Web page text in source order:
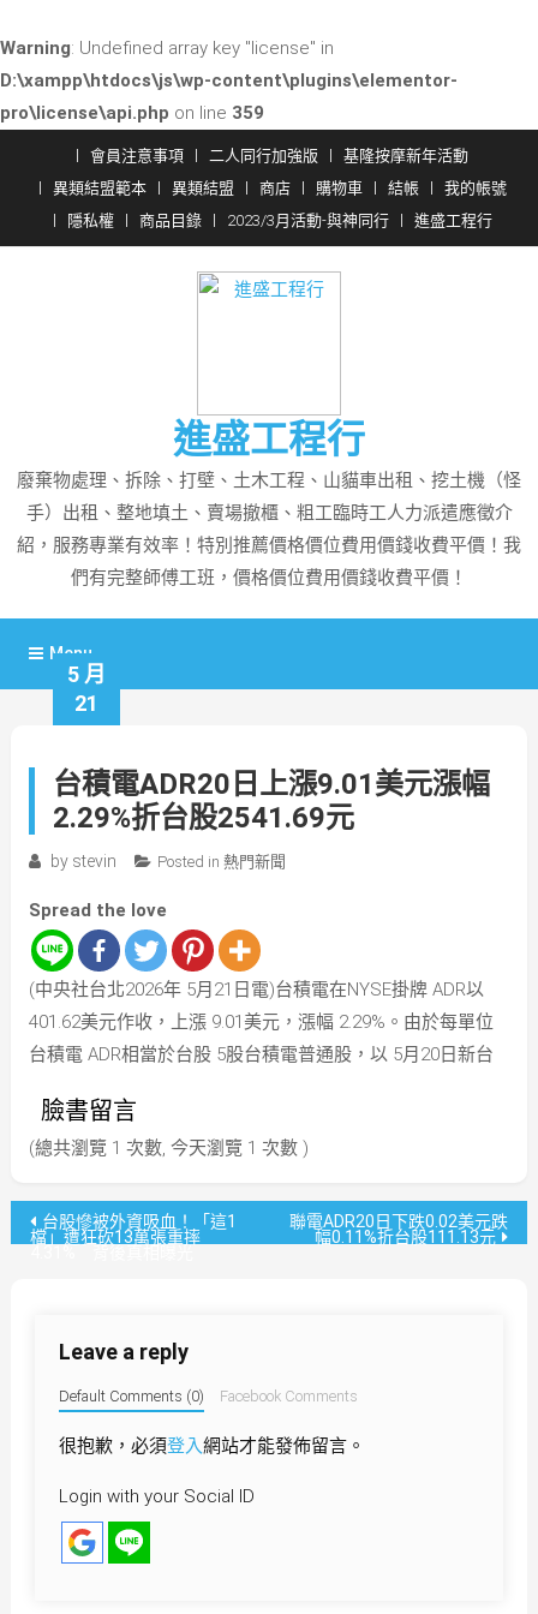
Warning: Undefined array key "license" in
D:\xampp\htdocs\js\wp-content\plugins\elementor-
pro\license\api.php on line 359
content
會員注意事項 二人同行加強版
基隆按摩新年活動
異類結盟範本
異類結盟 商店 購物車 結帳
我的帳號
隱私權
商品目錄 2023/3月活動-與神同行 進盛工程行
進盛工程行
廢棄物處理、拆除、打壁、土木工程、山貓車出租、挖土機（怪
手）出租、整地填土、賣場撤櫃、粗工臨時工人力派遣應徵介
紹，服務專業有效率！特別推薦價格價位費用價錢收費平價！我
們有完整師傅工班，價格價位費用價錢收費平價！
Menu
5 月
21
台積電ADR20日上漲9.01美元漲幅
2.29%折台股2541.69元
by stevin Posted in 熱門新聞
Spread the love
(中央社台北2026年 5月21日電)台積電在NYSE掛牌 ADR以
401.62美元作收，上漲 9.01美元，漲幅 2.29%。由於每單位
台積電 ADR相當於台股 5股台積電普通股，以 5月20日新台
臉書留言
(總共瀏覽 1 次數, 今天瀏覽 1 次數 )
文台股慘被外資吸血！「這1
檔」遭狂砍13萬張重摔
聯電ADR20日下跌0.02美元跌
幅0.11%折台股111.13元
Leave a reply
Default Comments (0) Facebook Comments
很抱歉，必須登入網站才能發佈留言。
Login with your Social ID